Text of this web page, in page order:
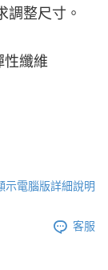
調整尺寸。
性纖維
示電腦版詳細說明
客服